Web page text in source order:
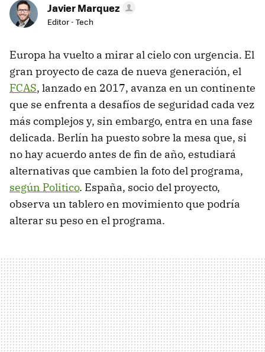
Javier Marquez
Editor - Tech
Europa ha vuelto a mirar al cielo con urgencia. El
gran proyecto de caza de nueva generación, el
FCAS, lanzado en 2017, avanza en un continente
que se enfrenta a desafíos de seguridad cada vez
más complejos y, sin embargo, entra en una fase
delicada. Berlín ha puesto sobre la mesa que, si
no hay acuerdo antes de fin de año, estudiará
alternativas que cambien la foto del programa,
según Politico. España, socio del proyecto,
observa un tablero en movimiento que podría
alterar su peso en el programa.